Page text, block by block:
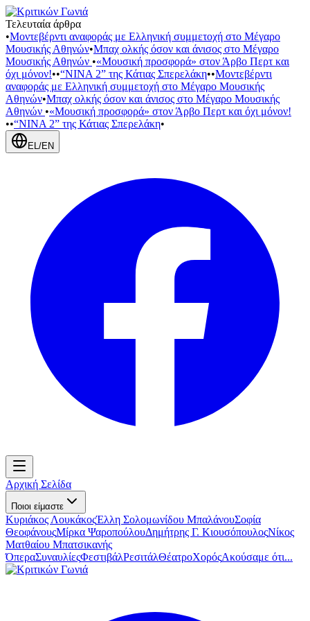
Τελευταία άρθρα
•Μοντεβέρντι αναφοράς με Ελληνική συμμετοχή στο Μέγαρο
Μουσικής Αθηνών•Μπαχ ολκής όσον και άνισος στο Μέγαρο
Μουσικής Αθηνών •«Μουσική προσφορά» στον Άρβο Περτ και
όχι μόνον!••“NINA 2” της Κάτιας Σπερελάκη••Μοντεβέρντι
αναφοράς με Ελληνική συμμετοχή στο Μέγαρο Μουσικής
Αθηνών•Μπαχ ολκής όσον και άνισος στο Μέγαρο Μουσικής
Αθηνών •«Μουσική προσφορά» στον Άρβο Περτ και όχι μόνον!
••“NINA 2” της Κάτιας Σπερελάκη•
EL/EN
Αρχική Σελίδα
Ποιοι είμαστε
Κυριάκος ΛουκάκοςΈλλη Σολομωνίδου ΜπαλάνουΣοφία
ΘεοφάνουςΜίρκα ΨαροπούλουΔημήτρης Γ. ΚιουσόπουλοςΝίκος
Ματθαίου Μπατσικανής
ΌπεραΣυναυλίεςΦεστιβάλΡεσιτάλΘέατροΧορόςΑκούσαμε ότι...